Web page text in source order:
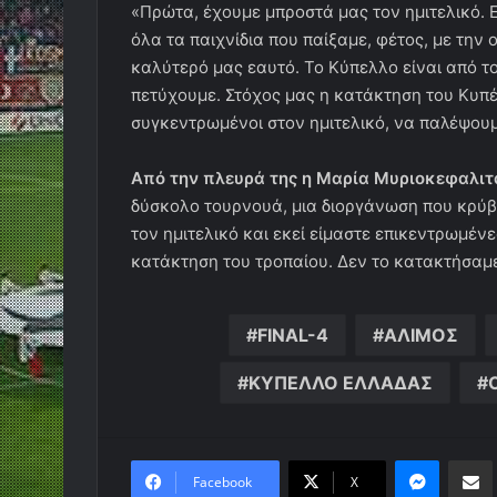
«Πρώτα, έχουμε μπροστά μας τον ημιτελικό.
όλα τα παιχνίδια που παίξαμε, φέτος, με
καλύτερό μας εαυτό. Το Κύπελλο είναι από
πετύχουμε. Στόχος μας η κατάκτηση του
συγκεντρωμένοι στον ημιτελικό, να
Από την πλευρά της η Μαρία
δύσκολο τουρνουά, μια διοργάνωση που
τον ημιτελικό και εκεί είμαστε
κατάκτηση του τροπαίου. Δεν το
FINAL-4 ΑΛΙΜΟΣ
ΚΥΠΕΛΛΟ ΕΛΛΑΔΑΣ
Facebook X